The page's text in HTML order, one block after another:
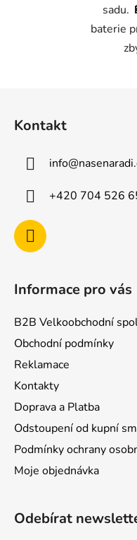
sadu.
baterie
Kontakt
info@
+420 704 526
Informace pro vás
B2B Velkoobchodní
Obchodní podmínky
Reklamace
Kontakty
Doprava a Platba
Odstoupení od kupní
Podmínky ochrany
Moje objednávka
Odebírat